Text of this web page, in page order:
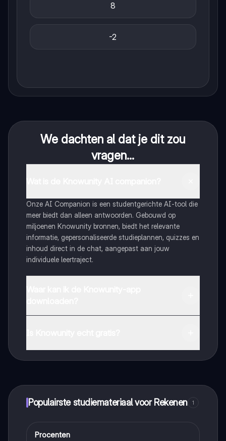
8
-2
We dachten al dat je dit zou
vragen...
Onze AI Companion is een studentgerichte AI-tool die
meer biedt dan alleen antwoorden. Gebouwd op
miljoenen Knowunity bronnen, biedt het relevante
informatie, gepersonaliseerde studieplannen, quizzes en
inhoud direct in de chat, aangepast aan jouw
individuele leertraject.
Populairste studiemateriaal voor Rekenen 1
Rekenen
Procenten